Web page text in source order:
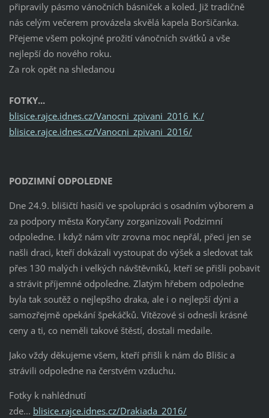
připravily pásmo vánočních básniček a koled. Již tradičně
nás celým večerem provázela skvělá kapela Boršičanka.
Přejeme všem pokojné prožití vánočních svátků a vše
nejlepší do nového roku.
Za rok opět na shledanou
FOTKY...
blisice.rajce.idnes.cz/Vanocni_zpivani_2016_K./
blisice.rajce.idnes.cz/Vanocni_zpivani_2016/
PODZIMNÍ ODPOLEDNE
Dne 24.9. blišičtí hasiči ve spolupráci s osadním výborem a
za podpory města Koryčany zorganizovali Podzimní
odpoledne. I když nám vítr zrovna moc nepřál, přeci jen se
našli draci, kteří dokázali vystoupat do výšek a sledovat tak
přes 130 malých i velkých návštěvníků, kteří se přišli pobavit
a strávit příjemné odpoledne. Zlatým hřebem odpoledne
byla tak soutěž o nejlepšho draka, ale i o nejlepší dýni a
samozřejmě opekání špekáčků. Vítězové si odnesli krásné
ceny a ti, co neměli takové štěstí, dostali medaile.
Jako vždy děkujeme všem, kteří přišli k nám do Blišic a
strávili odpoledne na čerstvém vzduchu.
Fotky k nahlédnutí
zde... blisice.rajce.idnes.cz/Drakiada_2016/